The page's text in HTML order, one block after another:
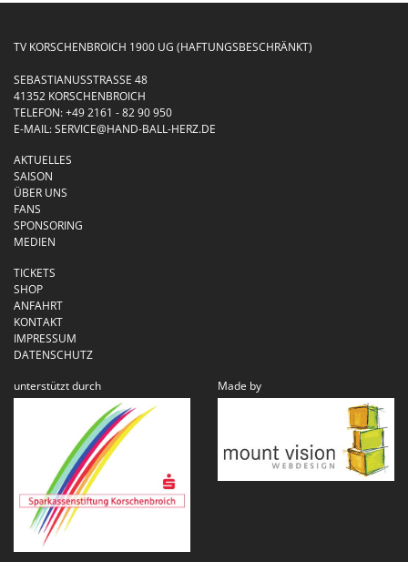
TV KORSCHENBROICH 1900 UG (HAFTUNGSBESCHRÄNKT)
SEBASTIANUSSTRASSE 48
41352 KORSCHENBROICH
TELEFON:+49 2161 - 82 90 950
E-MAIL:SERVICE@HAND-BALL-HERZ.DE
AKTUELLES
SAISON
ÜBER UNS
FANS
SPONSORING
MEDIEN
TICKETS
SHOP
ANFAHRT
KONTAKT
IMPRESSUM
DATENSCHUTZ
unterstützt durch
Made by